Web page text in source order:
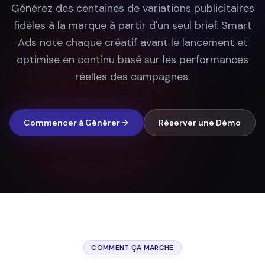
Générez des centaines de variations publicitaires
fidèles à la marque à partir d'un seul brief. Smart
Ads note chaque créatif avant le lancement et
optimise en continu basé sur les performances
réelles des campagnes.
Commencer à Générer Réserver une Démo
COMMENT ÇA MARCHE